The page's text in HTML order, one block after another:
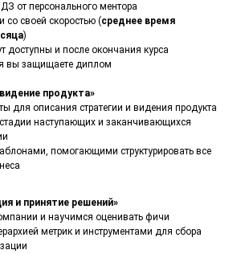
от персонального ментора
со своей скоростью (среднее время
)
доступны и после окончания курса
вы защищаете диплом
продукта»
для описания стратегии и видения продукта
наступающих и заканчивающихся
помогающими структурировать все
и принятие решений»
и научимся оценивать фичи
метрик и инструментами для сбора